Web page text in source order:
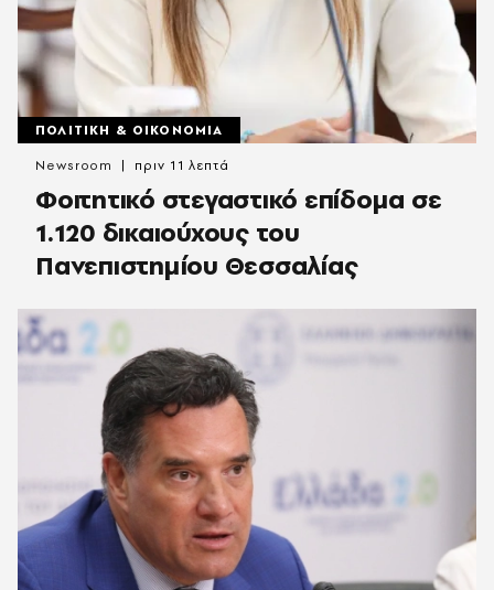
ΠΟΛΙΤΙΚΗ & ΟΙΚΟΝΟΜΙΑ
Φοιτητικό στεγαστικό επίδομα σε
1.120 δικαιούχους του
Πανεπιστημίου Θεσσαλίας
Newsroom πριν 11 λεπτά